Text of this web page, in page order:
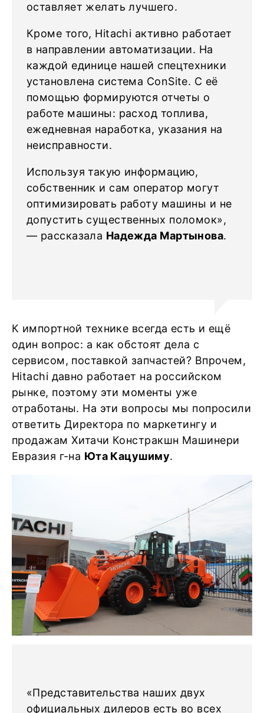
оставляет желать лучшего.
Кроме того, Hitachi активно работает
в направлении автоматизации. На
каждой единице нашей спецтехники
установлена система ConSite. С её
помощью формируются отчеты о
работе машины: расход топлива,
ежедневная наработка, указания на
неисправности.
Используя такую информацию,
собственник и сам оператор могут
оптимизировать работу машины и не
допустить существенных поломок»,
— рассказала Надежда Мартынова.
К импортной технике всегда есть и ещё
один вопрос: а как обстоят дела с
сервисом, поставкой запчастей? Впрочем,
Hitachi давно работает на российском
рынке, поэтому эти моменты уже
отработаны. На эти вопросы мы попросили
ответить Директора по маркетингу и
продажам Хитачи Констракшн Машинери
Евразия г-на Юта Кацушиму.
«Представительства наших двух
официальных дилеров есть во всех